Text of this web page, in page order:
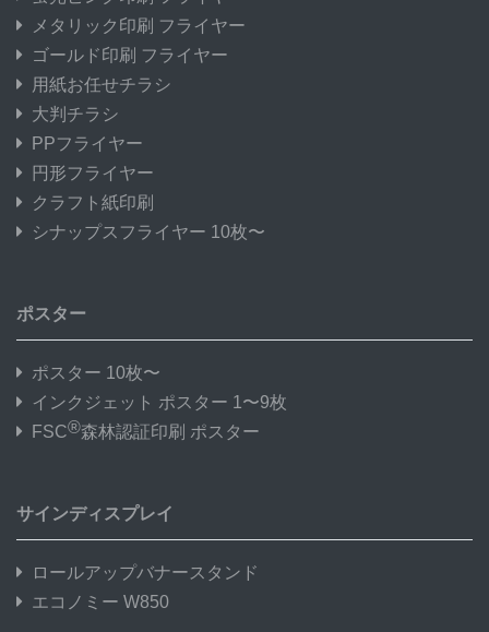
メタリック印刷 フライヤー
ゴールド印刷 フライヤー
用紙お任せチラシ
大判チラシ
PPフライヤー
円形フライヤー
クラフト紙印刷
シナップスフライヤー 10枚〜
ポスター
ポスター 10枚〜
インクジェット ポスター 1〜9枚
FSC®森林認証印刷 ポスター
サインディスプレイ
ロールアップバナースタンド
エコノミー W850